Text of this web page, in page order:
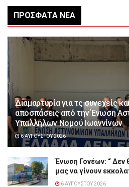
ΠΡΌΣΦΑΤΑ ΝΈΑ
Διαμαρτυρία για τς συνεχείς
αποσπάσεις από την Ένωση
Υπαλλήλων Νομού Ιωαννίνων
6 ΑΥΓΟΎΣΤΟΥ 2026
Ένωση Γονέων: “ Δεν
μας να γίνουν
6 ΑΥΓΟΎΣΤΟΥ 2026